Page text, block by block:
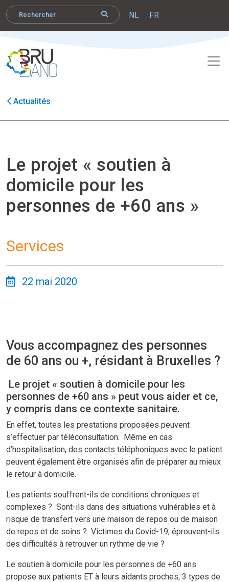
NL FR
Actualités
Le projet « soutien à
domicile pour les
personnes de +60 ans »
Services
22 mai 2020
Vous accompagnez des personnes
de 60 ans ou +, résidant à Bruxelles ?
Le projet « soutien à domicile pour les
personnes de +60 ans » peut vous aider et ce,
y compris dans ce contexte sanitaire.
En effet, toutes les prestations proposées peuvent
s’effectuer par téléconsultation. Même en cas
d’hospitalisation, des contacts téléphoniques avec le patient
peuvent également être organisés afin de préparer au mieux
le retour à domicile.
Les patients souffrent-ils de conditions chroniques et
complexes ? Sont-ils dans des situations vulnérables et à
risque de transfert vers une maison de repos ou de maison
de repos et de soins ? Victimes du Covid-19, éprouvent-ils
des difficultés à retrouver un rythme de vie ?
Le soutien à domicile pour les personnes de +60 ans
propose aux patients ET à leurs aidants proches, 3 types de